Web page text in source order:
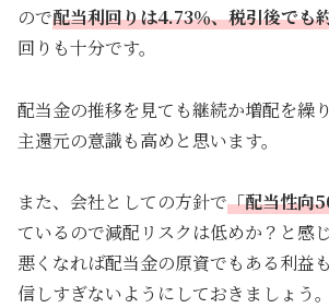
ので配当利回りは4.73％、税引後でも
回りも十分です。
配当金の推移を見ても継続か増配を繰
主還元の意識も高めと思います。
また、会社としての方針で「配当性向
ているので減配リスクは低めか？と感
悪くなれば配当金の原資でもある利益
信しすぎないようにしておきましょう。